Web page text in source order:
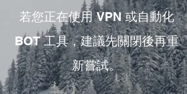
若您正在使用 VPN 或自動化
BOT 工具，建議先關閉後再重
新嘗試。